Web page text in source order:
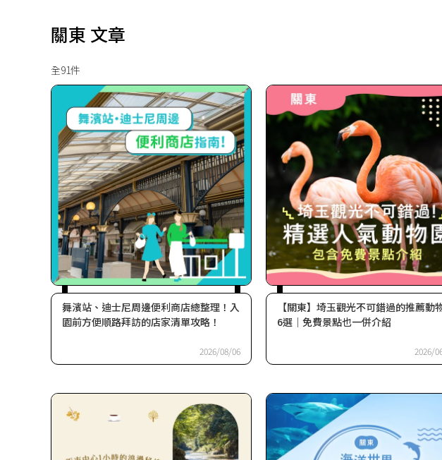
關東 文章
全91件
舞濱站、迪士尼周邊便利商店總整理！入
園前方便順路拜訪的店家清單攻略！
2026/08/06
【關東】埼玉觀光不可錯過的推薦動
6選｜免費景點也一併介紹
2026/